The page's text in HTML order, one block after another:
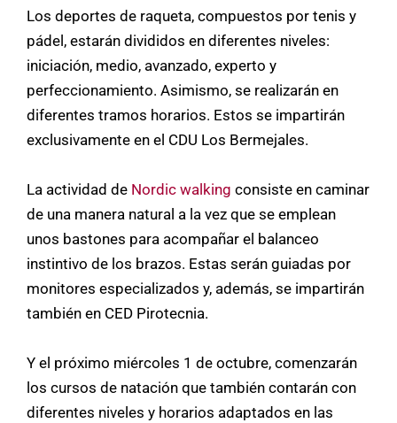
Los deportes de raqueta, compuestos por tenis y
pádel, estarán divididos en diferentes niveles:
iniciación, medio, avanzado, experto y
perfeccionamiento. Asimismo, se realizarán en
diferentes tramos horarios. Estos se impartirán
exclusivamente en el CDU Los Bermejales.
La actividad de Nordic walking consiste en caminar
de una manera natural a la vez que se emplean
unos bastones para acompañar el balanceo
instintivo de los brazos. Estas serán guiadas por
monitores especializados y, además, se impartirán
también en CED Pirotecnia.
Y el próximo miércoles 1 de octubre, comenzarán
los cursos de natación que también contarán con
diferentes niveles y horarios adaptados en las